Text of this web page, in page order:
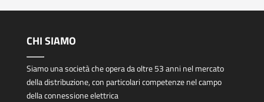
CHI SIAMO
Siamo una società che opera da oltre 53 anni nel mercato
della distribuzione, con particolari competenze nel campo
della connessione elettrica